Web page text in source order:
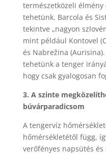
természetközeli
tehetünk. Barcola és
tekintve „nagyon
mint például Kontovel
és Nabrežina
tehetünk a tenger
hogy csak gyalogosan
3. A szinte
búvárparadicsom
A tengervíz
hőmérsékletétől függ,
verőfényes napsütés